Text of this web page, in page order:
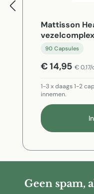
Mattisson
90 Capsules
€ 14,95 €
1-3 x daags 1-2
innemen.
Geen spam,